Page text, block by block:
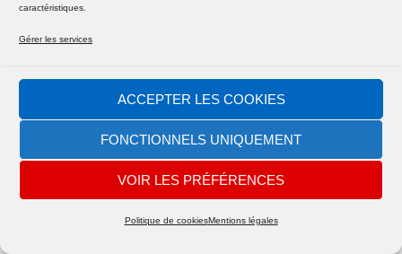
caractéristiques.
Gérer les services
ACCEPTER LES COOKIES
FONCTIONNELS UNIQUEMENT
VOIR LES PRÉFÉRENCES
Politique de cookiesMentions légales